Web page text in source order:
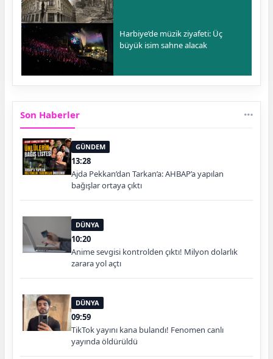
Harbiye’de müzik ziyafeti: Üç
büyük isim sahne alacak
Son Haberler
GÜNDEM
13:28
Ajda Pekkan’dan Tarkan’a: AHBAP’a yapılan
bağışlar ortaya çıktı
DÜNYA
10:20
Anime sevgisi kontrolden çıktı! Milyon dolarlık
zarara yol açtı
DÜNYA
09:59
TikTok yayını kana bulandı! Fenomen canlı
yayında öldürüldü